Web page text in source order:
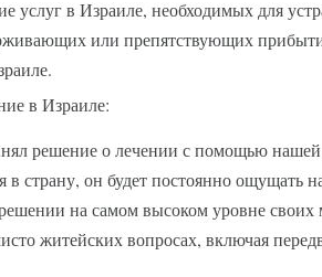
услуг в Израиле, необходимых для
или препятствующих
в Израиле:
решение о лечении с помощью
в страну, он будет постоянно ощущать
на самом высоком уровне
житейских вопросах, включая